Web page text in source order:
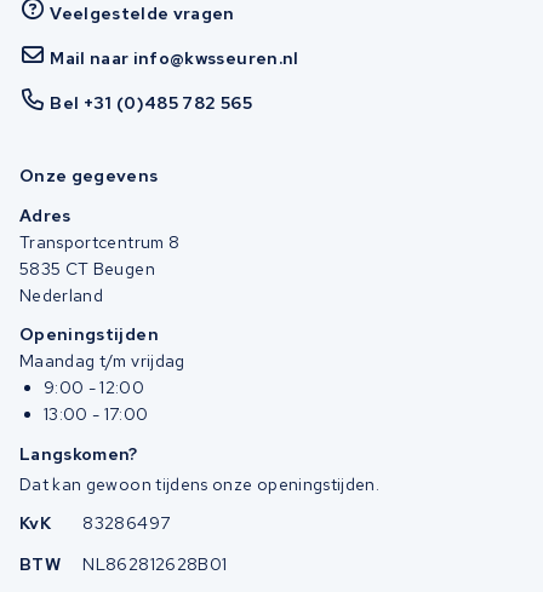
Veelgestelde vragen
Mail naar info@kwsseuren.nl
Bel +31 (0)485 782 565
Onze gegevens
Adres
Transportcentrum 8
5835 CT Beugen
Nederland
Openingstijden
Maandag t/m vrijdag
9:00 - 12:00
13:00 - 17:00
Langskomen?
Dat kan gewoon tijdens onze openingstijden.
KvK
83286497
BTW
NL862812628B01